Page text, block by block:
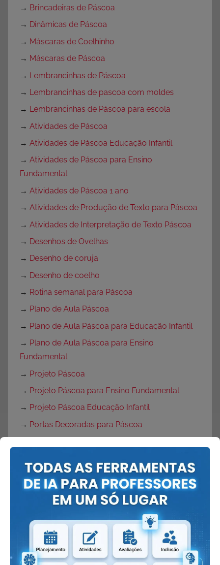
→ Brincadeiras de Páscoa
→ Dinâmicas de Páscoa
→ Máscaras de Coelhinho
→ Máscaras de Páscoa
→ Lembrancinhas de Páscoa
→ Lembrancinhas de pascoa com moldes
→ Lembrancinhas de Páscoa para escola
→ Atividades de Páscoa
→ Atividades de Páscoa Educação Infantil
→ Atividades de Páscoa para Ensino
Fundamental
→ Atividades de Páscoa 1 ano
→ Atividades de Produção de Texto para Páscoa
→ Atividades de Interpretação de Texto Páscoa
→ Desenhos de Ovelhas
→ Desenho de coruja
→ Desenho de coelho
→ Rotina semanal para Páscoa
→ Plano de Aula Páscoa
→ Plano de Aula Páscoa para Educação Infantil
→ Plano de Aula Páscoa para Ensino
Fundamental
→ Projeto Páscoa
→ Projeto Páscoa para Ensino Fundamental
→ Projeto Páscoa Educação Infantil
→ Portas Decoradas para Páscoa
→Cartaz de Páscoa
→Decoração de Páscoa
Volta às Aulas:
O que fazer no primeiro dia de aula?
→Dicas Volta às Aulas